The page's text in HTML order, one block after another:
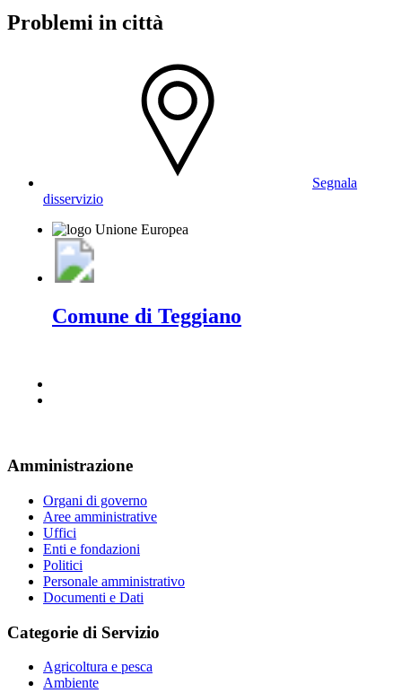
Problemi in città
Segnala
disservizio
Comune di Teggiano
Amministrazione
Organi di governo
Aree amministrative
Uffici
Enti e fondazioni
Politici
Personale amministrativo
Documenti e Dati
Categorie di Servizio
Agricoltura e pesca
Ambiente